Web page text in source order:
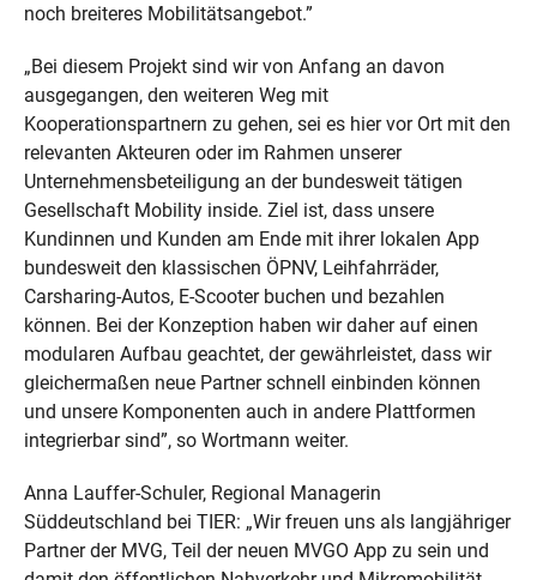
noch breiteres Mobilitätsangebot.”
„Bei diesem Projekt sind wir von Anfang an davon
ausgegangen, den weiteren Weg mit
Kooperationspartnern zu gehen, sei es hier vor Ort mit den
relevanten Akteuren oder im Rahmen unserer
Unternehmensbeteiligung an der bundesweit tätigen
Gesellschaft Mobility inside. Ziel ist, dass unsere
Kundinnen und Kunden am Ende mit ihrer lokalen App
bundesweit den klassischen ÖPNV, Leihfahrräder,
Carsharing-Autos, E-Scooter buchen und bezahlen
können. Bei der Konzeption haben wir daher auf einen
modularen Aufbau geachtet, der gewährleistet, dass wir
gleichermaßen neue Partner schnell einbinden können
und unsere Komponenten auch in andere Plattformen
integrierbar sind”, so Wortmann weiter.
Anna Lauffer-Schuler, Regional Managerin
Süddeutschland bei TIER: „Wir freuen uns als langjähriger
Partner der MVG, Teil der neuen MVGO App zu sein und